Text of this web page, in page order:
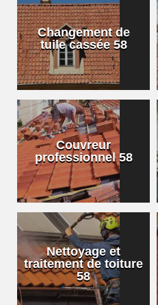
Changement de
tuile cassée 58
Couvreur
professionnel 58
Nettoyage et
traitement de toiture
58